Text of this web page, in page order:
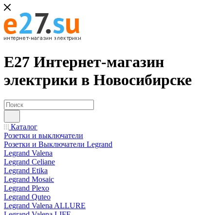
Е27 Интернет-магазин
электрики в Новосибирске
Каталог
Розетки и выключатели
Розетки и Выключатели Legrand
Legrand Valena
Legrand Celiane
Legrand Etika
Legrand Mosaic
Legrand Plexo
Legrand Quteo
Legrand Valena ALLURE